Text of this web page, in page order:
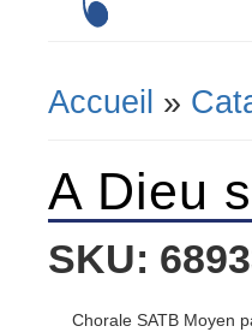
Vous Êtes Ici
Accueil »
A Dieu
SKU:
Chorale SATB Moyen